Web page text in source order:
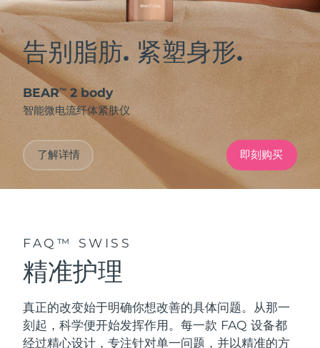
告别脂肪. 紧塑身形.
BEAR™ 2 body
智能微电流纤体紧肤仪
了解详情 即刻购买
FAQ™ SWISS
精准护理
真正的改变始于明确你想改善的具体问题。从那一
刻起，科学便开始发挥作用。每一款 FAQ 设备都
经过精心设计，专注针对单一问题，并以精准的方